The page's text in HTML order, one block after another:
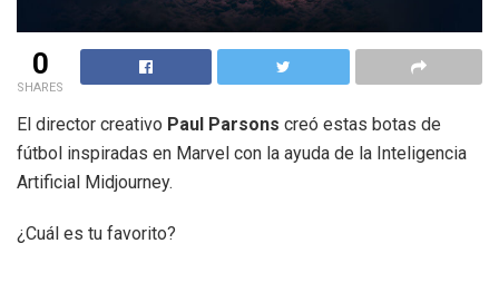
0
SHARES
El director creativo Paul Parsons creó estas botas de
fútbol inspiradas en Marvel con la ayuda de la Inteligencia
Artificial Midjourney.
¿Cuál es tu favorito?